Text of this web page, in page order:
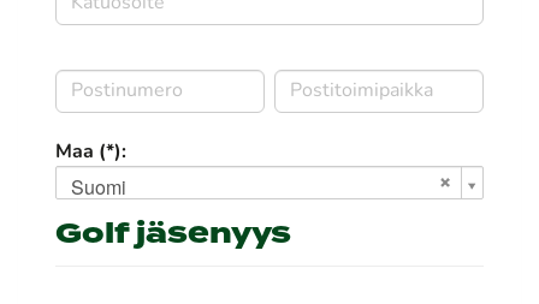
Maa (*):
Suomi
Golf jäsenyys